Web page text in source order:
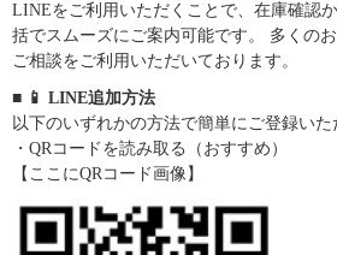
LINEをご利用いただくことで、在庫確認
括でスムーズにご案内可能です。 多くの
ご相談をご利用いただいております。
■ 📱 LINE追加方法
以下のいずれかの方法で簡単にご登録いた
・QRコードを読み取る（おすすめ）
【ここにQRコード画像】